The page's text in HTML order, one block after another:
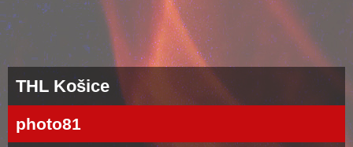
THL Košice
photo81